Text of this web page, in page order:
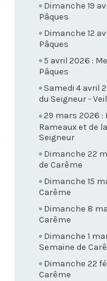
Dimanche 19
Pâques
Dimanche 12
Pâques
5 avril 2026 :
Pâques
Samedi 4 avril
du Seigneur -
29 mars 2026 :
Rameaux et de
Seigneur
Dimanche 22
de Carême
Dimanche 15
Carême
Dimanche 8
Carême
Dimanche 1
Semaine de
Dimanche 22
Carême